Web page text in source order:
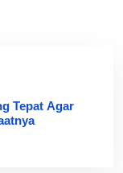
Tepat Agar